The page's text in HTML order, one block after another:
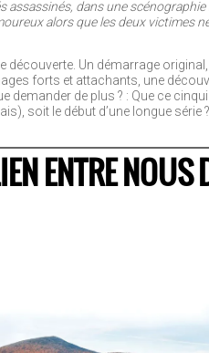
assassinés, dans une
alors que les deux victimes
découverte. Un démarrage
forts et attachants, une
demander de plus ? : Que ce
soit le début d’une longue série
ENTRE NOUS